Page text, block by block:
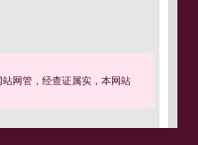
网管，经查证属实，本网站